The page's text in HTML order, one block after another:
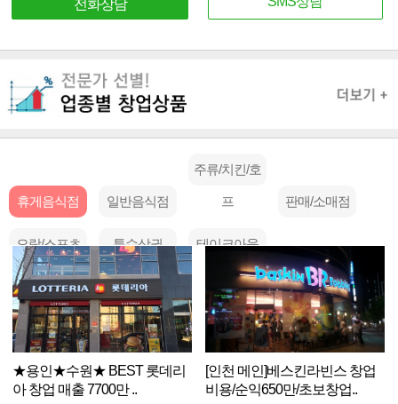
전화상담
휴게음식점 일반음식점
주류/치킨/호
프 판매/소매점
오락/스포츠 특수상권 테이크아웃
★용인★수원★ BEST 롯데리
아 창업 매출 7700만 ..
[인천 메인]베스킨라빈스 창업
비용/순익650만/초보창업..